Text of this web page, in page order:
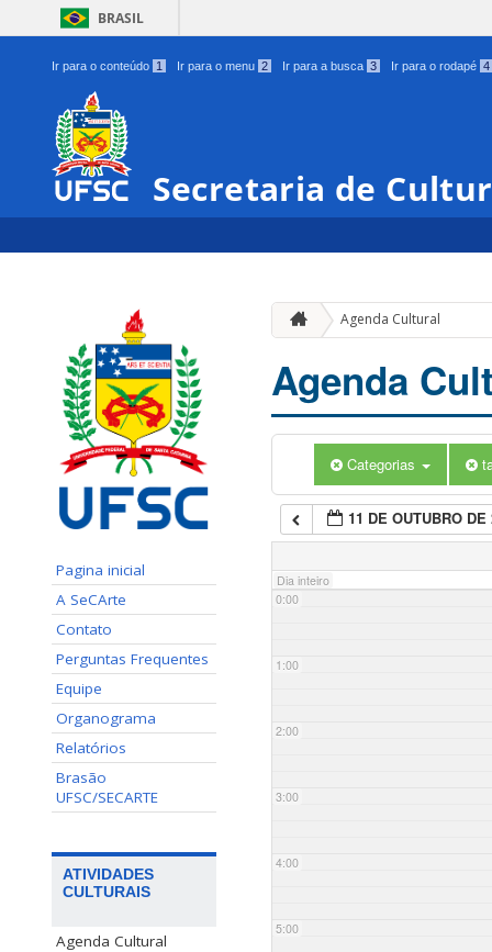
BRASIL
Ir para o conteúdo 1 Ir para o menu 2 Ir para a busca 3 Ir para o rodapé 4
Secretaria de
Pagina inicial
A SeCArte
Contato
Perguntas Frequentes
Equipe
Organograma
Relatórios
Brasão
UFSC/SECARTE
ATIVIDADES
CULTURAIS
Agenda Cultural
Agenda Cultural
Agenda
Categorias
11 DE OUTUBRO DE
Dia inteiro
0:00
1:00
2:00
3:00
4:00
5:00